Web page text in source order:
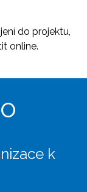
do projektu,
online.
k